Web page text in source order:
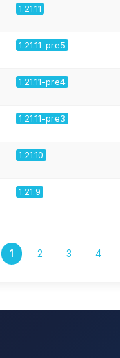
1.21.11
1.21.11-pre5
1.21.11-pre4
1.21.11-pre3
1.21.10
1.21.9
1 2 3 4